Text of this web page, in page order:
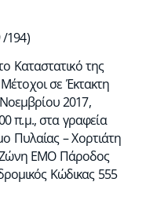
194)
Καταστατικό της
Μέτοχοι σε Έκτακτη
2017,
π.μ., στα γραφεία
Πυλαίας – Χορτιάτη
ΕΜΟ Πάροδος
Κώδικας 555